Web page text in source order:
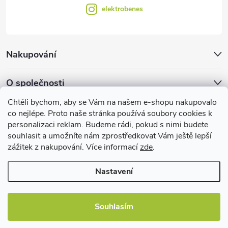
Chtěli bychom, aby se Vám na našem e-shopu nakupovalo
co nejlépe. Proto naše stránka používá soubory cookies k
personalizaci reklam. Budeme rádi, pokud s nimi budete
souhlasit a umožníte nám zprostředkovat Vám ještě lepší
zážitek z nakupování. Více informacízde.
Nastavení
Souhlasím
Nakupování
O společnosti
Facebook
elektrobenes
Užitečné informace